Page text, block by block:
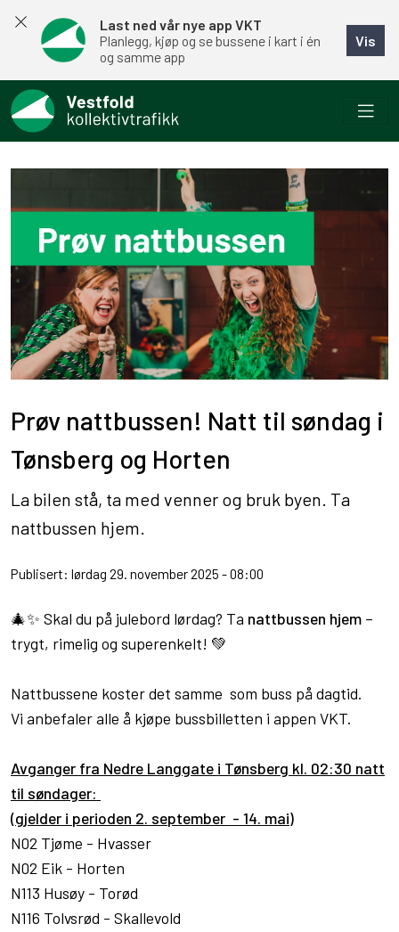
Last ned vår nye app VKT
Planlegg, kjøp og se bussene i kart i én
og samme app
Vis
Prøv nattbussen! Natt til søndag i
Tønsberg og Horten
La bilen stå, ta med venner og bruk byen. Ta
nattbussen hjem.
Publisert: lørdag 29. november 2025 - 08:00
🎄✨ Skal du på julebord lørdag? Ta nattbussen hjem –
trygt, rimelig og superenkelt! 💚
Nattbussene koster det samme som buss på dagtid.
Vi anbefaler alle å kjøpe bussbilletten i appen VKT.
Avganger fra Nedre Langgate i Tønsberg kl. 02:30 natt
til søndager:
(gjelder i perioden 2. september - 14. mai)
N02 Tjøme - Hvasser
N02 Eik - Horten
N113 Husøy - Torød
N116 Tolvsrød - Skallevold